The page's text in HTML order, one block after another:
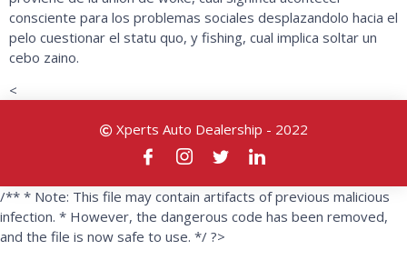
consciente para los problemas sociales desplazandolo hacia el
pelo cuestionar el statu quo, y fishing, cual implica soltar un
cebo zaino.
<
Xperts Auto Dealership - 2022
/** * Note: This file may contain artifacts of previous malicious
infection. * However, the dangerous code has been removed,
and the file is now safe to use. */ ?>